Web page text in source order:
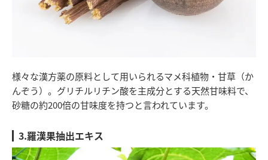
様々な漢方薬の原料として用いられるマメ科植物・甘草（か
んぞう）。グリチルリチン酸を主成分とする天然甘味料で、
砂糖の約200倍の甘味度を持つと言われています。
3.羅漢果抽出エキス